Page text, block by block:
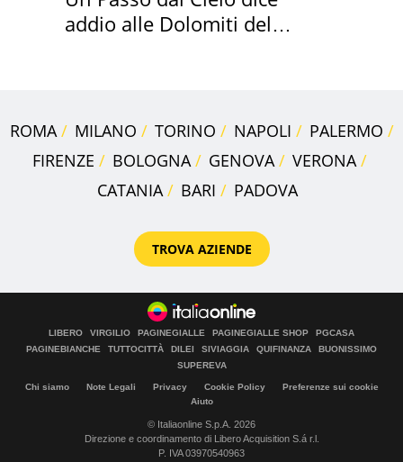
addio alle Dolomiti del
ROMA MILANO TORINO NAPOLI
PALERMO
FIRENZE
BOLOGNA GENOVA
VERONA
CATANIA
BARI PADOVA
TROVA AZIENDE
LIBERO VIRGILIO PAGINEGIALLE PAGINEGIALLE SHOP
PGCASA
PAGINEBIANCHE
TUTTOCITTÀ DILEI SIVIAGGIA QUIFINANZA
BUONISSIMO
SUPEREVA
Chi siamo Note Legali Privacy Cookie Policy
Preferenze sui cookie
Aiuto
© Italiaonline S.p.A. 2026
Direzione e coordinamento di Libero Acquisition S.á r.l.
P. IVA 03970540963